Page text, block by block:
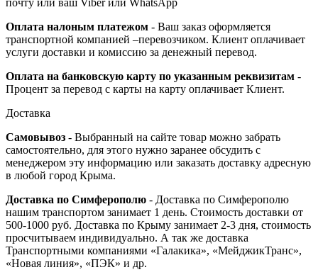
Оплата налоным платежом - Ваш заказ оформляется
транспортной компанией –перевозчиком. Клиент оплачивает
услуги доставки и комиссию за денежный перевод.
Оплата на банковскую карту по указанным реквизитам -
Процент за перевод с карты на карту оплачивает Клиент.
Доставка
Самовывоз - Выбранный на сайте товар можно забрать
самостоятельно, для этого нужно заранее обсудить с
менеджером эту информацию или заказать доставку адресную
в любой город Крыма.
Доставка по Симферополю - Доставка по Симферополю
нашим транспортом занимает 1 день. Стоимость доставки от
500-1000 руб. Доставка по Крыму занимает 2-3 дня, стоимость
просчитываем индивидуально. А так же доставка
Транспортными компаниями «Галакика», «МейджикТранс»,
«Новая линия», «ПЭК» и др.